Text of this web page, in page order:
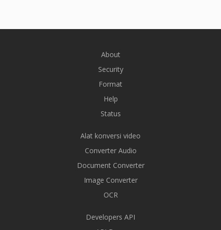
About
Security
Format
Help
Status
Alat konversi video
Converter Audio
Document Converter
Image Converter
OCR
Developers API